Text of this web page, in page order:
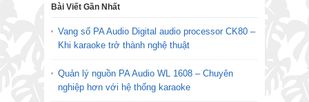
Bài Viết Gần Nhất
Vang số PA Audio Digital audio processor CK80 –
Khi karaoke trở thành nghệ thuật
Quản lý nguồn PA Audio WL 1608 – Chuyên
nghiệp hơn với hệ thống karaoke